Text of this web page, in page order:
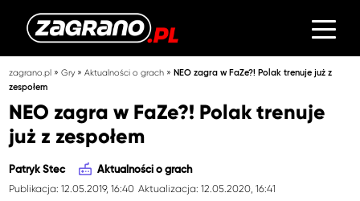
zagrano.pl »Gry»Aktualności o grach »NEO zagra w FaZe?! Polak trenuje już z
zespołem
NEO zagra w FaZe?! Polak trenuje
już z zespołem
Patryk Stec Aktualności o grach
Publikacja: 12.05.2019, 16:40 Aktualizacja: 12.05.2020, 16:41